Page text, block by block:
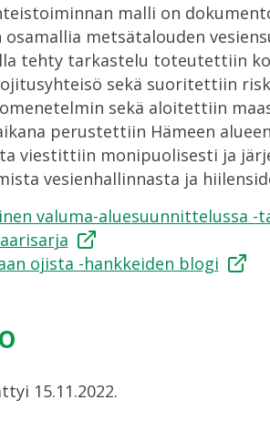
malli on
metsätalouden
tehty tarkastelu toteutettiin
sekä suoritettiin
sekä aloitettiin
perustettiin Hämeen
viestittiin monipuolisesti ja
vesienhallinnasta ja
valuma-aluesuunnittelussa -
ojista -hankkeiden blogi
15.11.2022.